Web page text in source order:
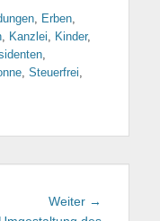
Erben
Kanzlei Kinder,
Steuerfrei
Weiter →